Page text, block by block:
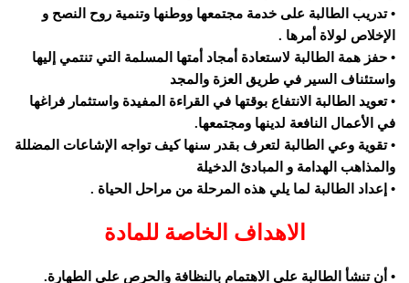
• تدريب الطالبة على خدمة مجتمعها ووطنها وتنمية روح النصح و
الإخلاص لولاة أمرها .
• حفز همة الطالبة لاستعادة أمجاد أمتها المسلمة التي تنتمي إليها
واستئناف السير في طريق العزة والمجد
• تعويد الطالبة الانتفاع بوقتها في القراءة المفيدة واستثمار فراغها
في الأعمال النافعة لدينها ومجتمعها.
• تقوية وعي الطالبة لتعرف بقدر سنها كيف تواجه الإشاعات المضللة
والمذاهب الهدامة و المبادئ الدخيلة
• إعداد الطالبة لما يلي هذه المرحلة من مراحل الحياة .
الاهداف الخاصة للمادة
• أن تنشأ الطالبة على الاهتمام بالنظافة والحرص على الطهارة.